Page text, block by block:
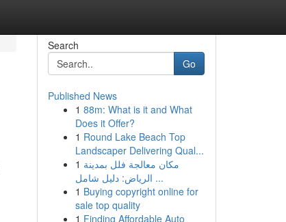
Search
Go
Published News
1 88m: What is it and What
Does it Offer?
1 Round Lake Beach Top
Landscaper Delivering Qual...
1 مكان معالجة فلل بمدينة
الرياض: دليل شامل ...
1 Buying copyright online for
sale top quality
1 Finding Affordable Auto